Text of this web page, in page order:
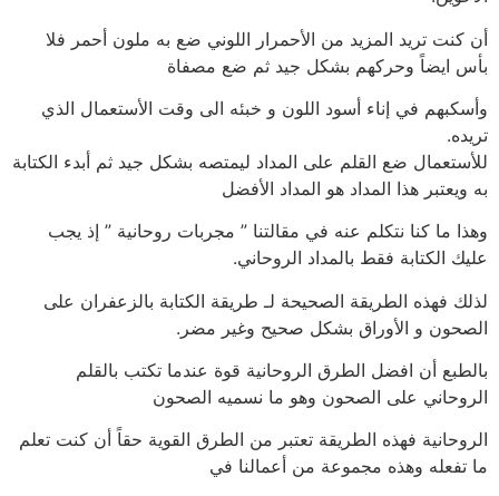
أن كنت تريد المزيد من الأحمرار اللوني ضع به ملون أحمر فلا
بأس ايضاً وحركهم بشكل جيد ثم ضع مصفاة
وأسكبهم في إناء أسود اللون و خبئه الى وقت الأستعمال الذي
تريده.
للأستعمال ضع القلم على المداد ليمتصه بشكل جيد ثم أبدء الكتابة
به ويعتبر هذا المداد هو المداد الأفضل
وهذا ما كنا نتكلم عنه في مقالتنا ” مجربات روحانية ” إذ يجب
عليك الكتابة فقط بالمداد الروحاني.
لذلك فهذه الطريقة الصحيحة لـ طريقة الكتابة بالزعفران على
الصحون و الأوراق بشكل صحيح وغير مضر.
بالطبع أن افضل الطرق الروحانية قوة عندما تكتب بالقلم
الروحاني على الصحون وهو ما نسميه الصحون
الروحانية فهذه الطريقة تعتبر من الطرق القوية حقاً أن كنت تعلم
ما تفعله وهذه مجموعة من أعمالنا في